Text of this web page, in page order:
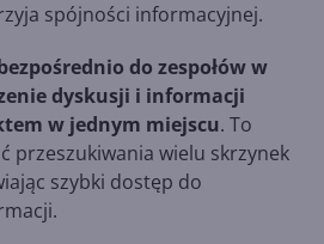
spójności informacyjnej.
do zespołów w
dyskusji i informacji
w jednym miejscu. To
przeszukiwania wielu skrzynek
szybki dostęp do